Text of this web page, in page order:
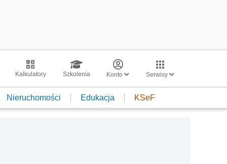
Kalkulatory Szkolenia Konto Serwisy
Nieruchomości Edukacja KSeF